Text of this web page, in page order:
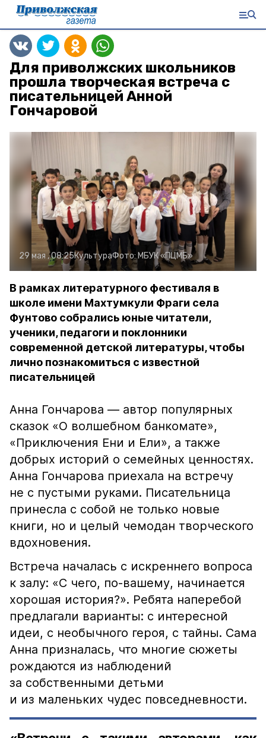
Для приволжских школьников
прошла творческая встреча с
писательницей Анной
Гончаровой
29 мая , 08:25КультураФото:МБУК «ПЦМБ»
В рамках литературного фестиваля в
школе имени Махтумкули Фраги села
Фунтово собрались юные читатели,
ученики, педагоги и поклонники
современной детской литературы, чтобы
лично познакомиться с известной
писательницей
Анна Гончарова — автор популярных
сказок «О волшебном банкомате»,
«Приключения Ени и Ели», а также
добрых историй о семейных ценностях.
Анна Гончарова приехала на встречу
не с пустыми руками. Писательница
принесла с собой не только новые
книги, но и целый чемодан творческого
вдохновения.
Встреча началась с искреннего вопроса
к залу: «С чего, по-вашему, начинается
хорошая история?». Ребята наперебой
предлагали варианты: с интересной
идеи, с необычного героя, с тайны. Сама
Анна призналась, что многие сюжеты
рождаются из наблюдений
за собственными детьми
и из маленьких чудес повседневности.